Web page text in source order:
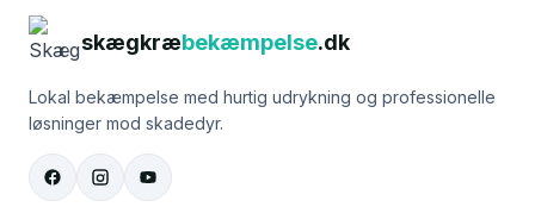
skægkræbekæmpelse.dk
Lokal bekæmpelse med hurtig udrykning og professionelle
løsninger mod skadedyr.